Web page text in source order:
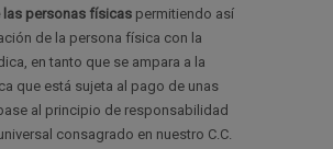
las personas físicas permitiendo así
de la persona física con la
en tanto que se ampara a la
que está sujeta al pago de unas
al principio de responsabilidad
consagrado en nuestro C.C.